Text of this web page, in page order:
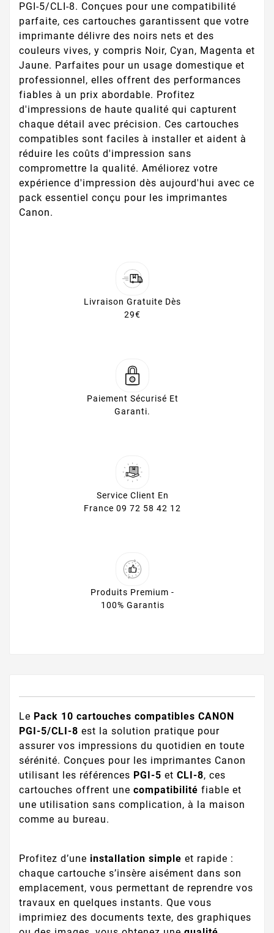
PGI-5/CLI-8. Conçues pour une compatibilité
parfaite, ces cartouches garantissent que votre
imprimante délivre des noirs nets et des
couleurs vives, y compris Noir, Cyan, Magenta et
Jaune. Parfaites pour un usage domestique et
professionnel, elles offrent des performances
fiables à un prix abordable. Profitez
d'impressions de haute qualité qui capturent
chaque détail avec précision. Ces cartouches
compatibles sont faciles à installer et aident à
réduire les coûts d'impression sans
compromettre la qualité. Améliorez votre
expérience d'impression dès aujourd'hui avec ce
pack essentiel conçu pour les imprimantes
Canon.
Livraison Gratuite Dès
29€
Paiement Sécurisé Et
Garanti.
Service Client En
France 09 72 58 42 12
Produits Premium -
100% Garantis
Le Pack 10 cartouches compatibles CANON
PGI-5/CLI-8 est la solution pratique pour
assurer vos impressions du quotidien en toute
sérénité. Conçues pour les imprimantes Canon
utilisant les références PGI-5 et CLI-8, ces
cartouches offrent une compatibilité fiable et
une utilisation sans complication, à la maison
comme au bureau.
Profitez d’une installation simple et rapide :
chaque cartouche s’insère aisément dans son
emplacement, vous permettant de reprendre vos
travaux en quelques instants. Que vous
imprimiez des documents texte, des graphiques